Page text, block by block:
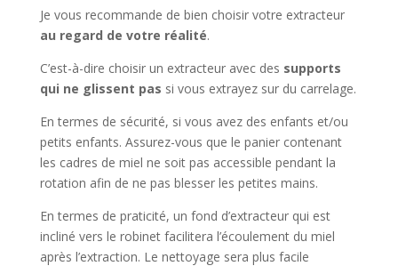
Je vous recommande de bien choisir votre extracteur
au regard de votre réalité.
C’est-à-dire choisir un extracteur avec des supports
qui ne glissent pas si vous extrayez sur du carrelage.
En termes de sécurité, si vous avez des enfants et/ou
petits enfants. Assurez-vous que le panier contenant
les cadres de miel ne soit pas accessible pendant la
rotation afin de ne pas blesser les petites mains.
En termes de praticité, un fond d’extracteur qui est
incliné vers le robinet facilitera l’écoulement du miel
après l’extraction. Le nettoyage sera plus facile